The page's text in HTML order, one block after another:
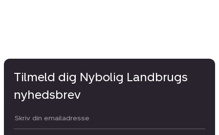
Tilmeld dig Nybolig Landbrugs
nyhedsbrev
Din email: